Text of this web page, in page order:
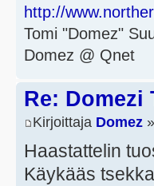
http://
Tomi "Domez"
Domez @ Qnet
Re: Domezi
Kirjoittaja Domez
Haastattelin
Käykääs